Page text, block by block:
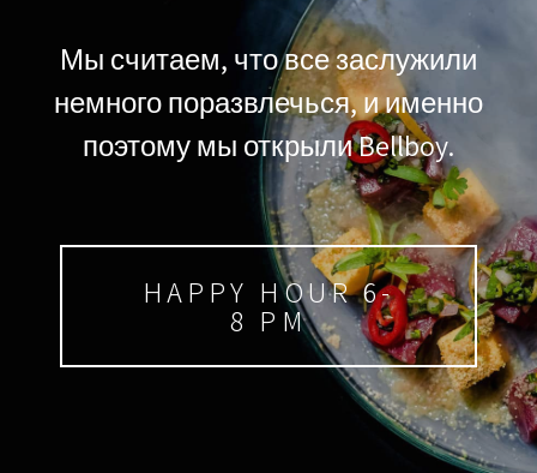
Мы считаем, что все заслужили
немного поразвлечься, и именно
поэтому мы открыли Bellboy.
HAPPY HOUR 6-
8 PM